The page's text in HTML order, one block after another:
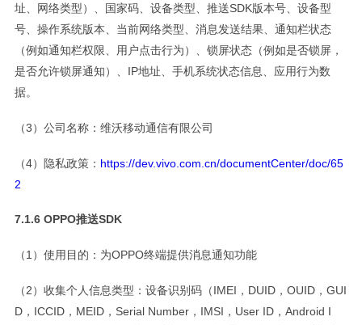
址、网络类型）、国家码、设备类型、推送SDK版本号、设备型
号、操作系统版本、当前网络类型、消息发送结果、通知栏状态
（例如通知栏权限、用户点击行为）、锁屏状态（例如是否锁屏，
是否允许锁屏通知）、IP地址、手机系统状态信息、应用行为数
据。
（3）公司名称：维沃移动通信有限公司
（4）隐私政策： https://dev.vivo.com.cn/documentCenter/doc/65
2
7.1.6 OPPO推送SDK
（1）使用目的：为OPPO终端提供消息通知功能
（2）收集个人信息类型：设备识别码（IMEI，DUID，OUID，GUI
D，ICCID，MEID，Serial Number，IMSI，User ID，Android I